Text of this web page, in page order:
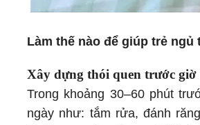
Làm thế nào để giúp trẻ ngủ
Xây dựng thói quen trước giờ
Trong khoảng 30–60 phút
ngày như: tắm rửa, đánh